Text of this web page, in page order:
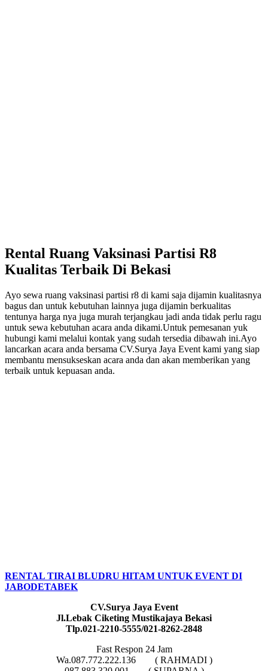
Rental Ruang Vaksinasi Partisi R8
Kualitas Terbaik Di Bekasi
Ayo sewa ruang vaksinasi partisi r8 di kami saja dijamin kualitasnya
bagus dan untuk kebutuhan lainnya juga dijamin berkualitas
tentunya harga nya juga murah terjangkau jadi anda tidak perlu ragu
untuk sewa kebutuhan acara anda dikami.Untuk pemesanan yuk
hubungi kami melalui kontak yang sudah tersedia dibawah ini.Ayo
lancarkan acara anda bersama CV.Surya Jaya Event kami yang siap
membantu mensukseskan acara anda dan akan memberikan yang
terbaik untuk kepuasan anda.
RENTAL TIRAI BLUDRU HITAM UNTUK EVENT DI
JABODETABEK
CV.Surya Jaya Event
Jl.Lebak Ciketing Mustikajaya Bekasi
Tlp.021-2210-5555/021-8262-2848
Fast Respon 24 Jam
Wa.087.772.222.136 ( RAHMADI )